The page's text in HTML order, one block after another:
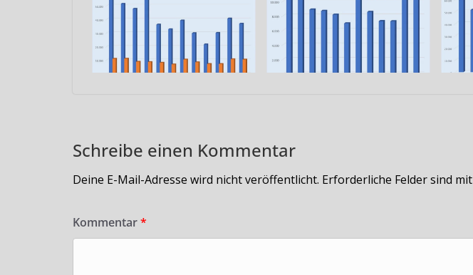
Schreibe einen Kommentar
Deine E-Mail-Adresse wird nicht veröffentlicht. Erforderliche Felder sind mit
Kommentar*